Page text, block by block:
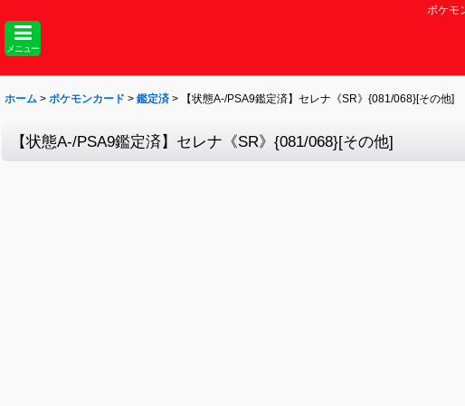
ポケモ
メニュー
ホーム > ポケモンカード > 鑑定済 > 【状態A-/PSA9鑑定済】セレナ《SR》{081/068}[その他]
【状態A-/PSA9鑑定済】セレナ《SR》{081/068}[その他]